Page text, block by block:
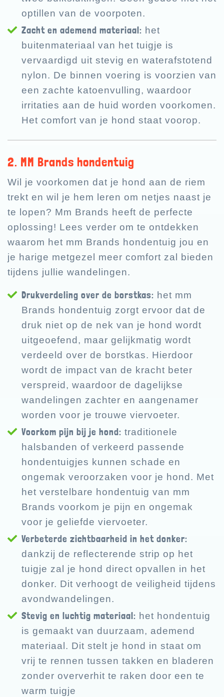
optillen van de voorpoten.
Zacht en ademend materiaal: het
buitenmateriaal van het tuigje is
vervaardigd uit stevig en waterafstotend
nylon. De binnen voering is voorzien van
een zachte katoenvulling, waardoor
irritaties aan de huid worden voorkomen.
Het comfort van je hond staat voorop.
2. MM Brands hondentuig
Wil je voorkomen dat je hond aan de riem
trekt en wil je hem leren om netjes naast je
te lopen? Mm Brands heeft de perfecte
oplossing! Lees verder om te ontdekken
waarom het mm Brands hondentuig jou en
je harige metgezel meer comfort zal bieden
tijdens jullie wandelingen.
Drukverdeling over de borstkas: het mm
Brands hondentuig zorgt ervoor dat de
druk niet op de nek van je hond wordt
uitgeoefend, maar gelijkmatig wordt
verdeeld over de borstkas. Hierdoor
wordt de impact van de kracht beter
verspreid, waardoor de dagelijkse
wandelingen zachter en aangenamer
worden voor je trouwe viervoeter.
Voorkom pijn bij je hond: traditionele
halsbanden of verkeerd passende
hondentuigjes kunnen schade en
ongemak veroorzaken voor je hond. Met
het verstelbare hondentuig van mm
Brands voorkom je pijn en ongemak
voor je geliefde viervoeter.
Verbeterde zichtbaarheid in het donker:
dankzij de reflecterende strip op het
tuigje zal je hond direct opvallen in het
donker. Dit verhoogt de veiligheid tijdens
avondwandelingen.
Stevig en luchtig materiaal: het hondentuig
is gemaakt van duurzaam, ademend
materiaal. Dit stelt je hond in staat om
vrij te rennen tussen takken en bladeren
zonder oververhit te raken door een te
warm tuigje